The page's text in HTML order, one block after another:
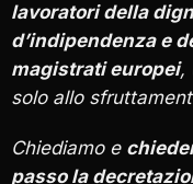
lavoratori della
d’indipendenza e
magistrati europei,
solo allo
Chiediamo e
passo la